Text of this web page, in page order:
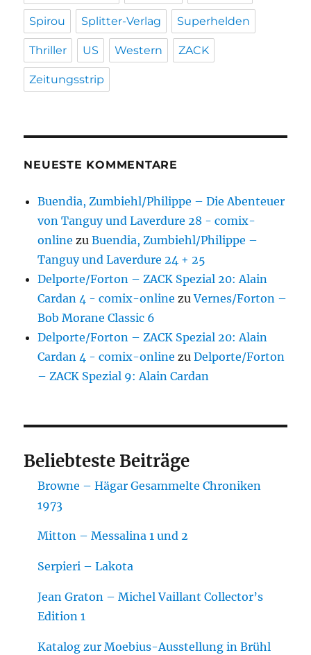
Spirou Splitter-Verlag Superhelden
Thriller US Western ZACK
Zeitungsstrip
NEUESTE KOMMENTARE
Buendia, Zumbiehl/Philippe – Die Abenteuer
von Tanguy und Laverdure 28 - comix-
online zuBuendia, Zumbiehl/Philippe –
Tanguy und Laverdure 24 + 25
Delporte/Forton – ZACK Spezial 20: Alain
Cardan 4 - comix-online zuVernes/Forton –
Bob Morane Classic 6
Delporte/Forton – ZACK Spezial 20: Alain
Cardan 4 - comix-online zuDelporte/Forton
– ZACK Spezial 9: Alain Cardan
Beliebteste Beiträge
Browne – Hägar Gesammelte Chroniken
1973
Mitton – Messalina 1 und 2
Serpieri – Lakota
Jean Graton – Michel Vaillant Collector’s
Edition 1
Katalog zur Moebius-Ausstellung in Brühl